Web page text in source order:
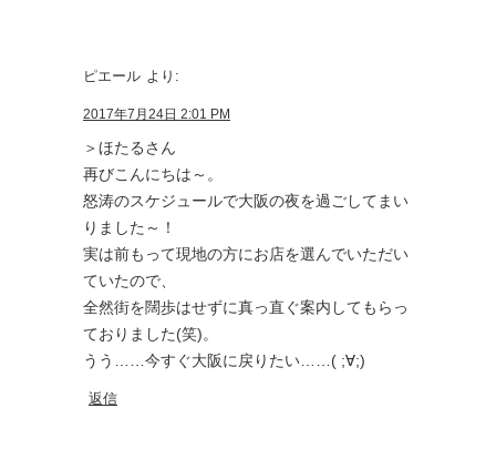
ピエール より:
2017年7月24日 2:01 PM
＞ほたるさん
再びこんにちは～。
怒涛のスケジュールで大阪の夜を過ごしてまい
りました～！
実は前もって現地の方にお店を選んでいただい
ていたので、
全然街を闊歩はせずに真っ直ぐ案内してもらっ
ておりました(笑)。
うう……今すぐ大阪に戻りたい……( ;∀;)
返信